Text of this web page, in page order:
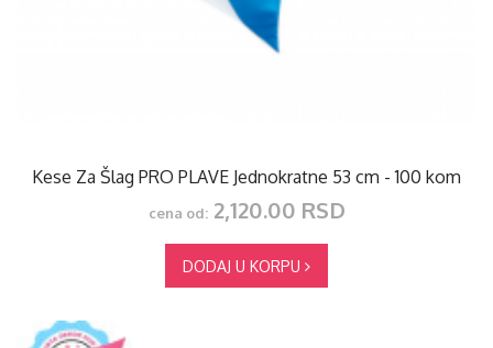
Kese Za Šlag PRO PLAVE Jednokratne 53 cm - 100 kom
cena od:2,120.00 RSD
DODAJ U KORPU